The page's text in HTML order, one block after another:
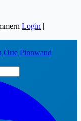
Login |
Orte Pinnwand